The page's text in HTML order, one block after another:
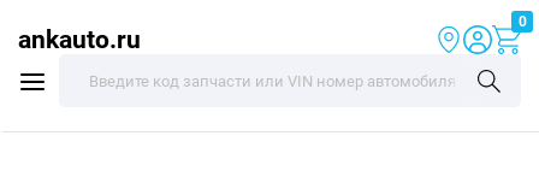
ankauto.ru
0